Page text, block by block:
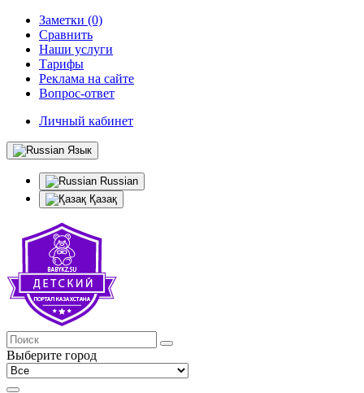
Заметки (0)
Сравнить
Наши услуги
Тарифы
Реклама на сайте
Вопрос-ответ
Личный кабинет
Язык
Russian
Қазақ
Выберите город